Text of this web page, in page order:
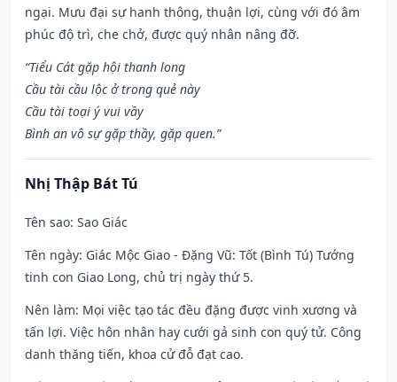
ngại. Mưu đại sự hanh thông, thuận lợi, cùng với đó âm
phúc độ trì, che chở, được quý nhân nâng đỡ.
“Tiểu Cát gặp hội thanh long
Cầu tài cầu lộc ở trong quẻ này
Cầu tài toại ý vui vầy
Bình an vô sự gặp thầy, gặp quen.”
Nhị Thập Bát Tú
Tên sao: Sao Giác
Tên ngày: Giác Mộc Giao - Đặng Vũ: Tốt (Bình Tú) Tướng
tinh con Giao Long, chủ trị ngày thứ 5.
Nên làm: Mọi việc tạo tác đều đặng được vinh xương và
tấn lợi. Việc hôn nhân hay cưới gả sinh con quý tử. Công
danh thăng tiến, khoa cử đỗ đạt cao.